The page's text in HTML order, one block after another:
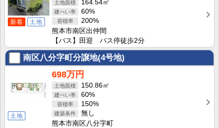
新着 土地
164.54㎡
60%
200%
熊本市南区出仲間
【バス】田迎 バス停徒歩2分
南区八分字町分譲地(4号地)
土地
698万円
150.86㎡
60%
150%
無し
熊本市南区八分字町